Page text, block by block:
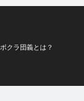
ボクラ団義とは？